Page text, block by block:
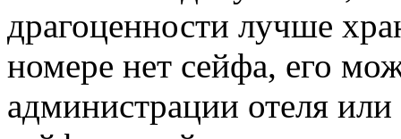
драгоценности лучше
номере нет сейфа, его
администрации отеля или